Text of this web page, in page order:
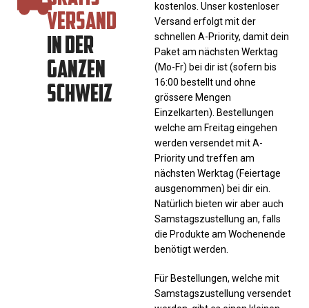
VERSAND
IN DER
GANZEN
SCHWEIZ
kostenlos. Unser kostenloser
Versand erfolgt mit der
schnellen A-Priority, damit dein
Paket am nächsten Werktag
(Mo-Fr) bei dir ist (sofern bis
16:00 bestellt und ohne
grössere Mengen
Einzelkarten). Bestellungen
welche am Freitag eingehen
werden versendet mit A-
Priority und treffen am
nächsten Werktag (Feiertage
ausgenommen) bei dir ein.
Natürlich bieten wir aber auch
Samstagszustellung an, falls
die Produkte am Wochenende
benötigt werden.
Für Bestellungen, welche mit
Samstagszustellung versendet